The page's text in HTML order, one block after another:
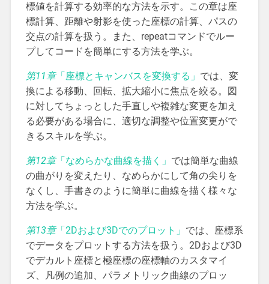
標値を計算する効率的な方法を示す。この章は座
標計算、距離や射影を使った座標の計算、パスの
交点の計算を扱う。また、repeatコマンドでルー
プしてコードを簡単にする方法を学ぶ。
第11章「座標とキャンバスを変換する」 では、変
換による移動、回転、拡大縮小に焦点を絞る。図
に対してちょっとした手直しや複雑な変更を加え
る必要がある場合に、適切な調整や位置変更がで
きるスキルを学ぶ。
第12章「なめらかな曲線を描く」 では簡単な曲線
の曲がりを変えたり、なめらかにして角の尖りを
なくし、手書きのように簡単に曲線を描く様々な
方法を学ぶ。
第13章「2Dおよび3Dでのプロット」 では、座標系
でデータをプロットする方法を扱う。2Dおよび3D
でデカルト座標と極座標の座標軸のカスタマイ
ズ、凡例の追加、パラメトリック曲線のプロッ